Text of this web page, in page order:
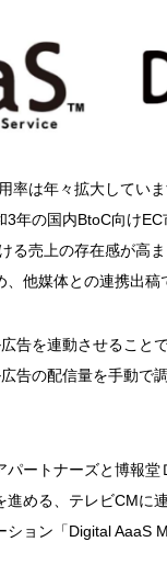
率は年々拡大して
年の国内BtoC向け
る売上の存在感が高
、他媒体との連携出
告を連動させること
告の配信量を手動で
パートナーズと博報
進める、テレビCMに
ション「Digital AaaS